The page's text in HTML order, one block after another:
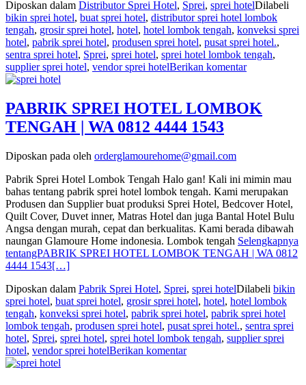
Diposkan dalam Distributor Sprei Hotel, Sprei, sprei hotelDilabeli
bikin sprei hotel, buat sprei hotel, distributor sprei hotel lombok
tengah, grosir sprei hotel, hotel, hotel lombok tengah, konveksi sprei
hotel, pabrik sprei hotel, produsen sprei hotel, pusat sprei hotel.,
sentra sprei hotel, Sprei, sprei hotel, sprei hotel lombok tengah,
supplier sprei hotel, vendor sprei hotelBerikan komentar
PABRIK SPREI HOTEL LOMBOK
TENGAH | WA 0812 4444 1543
Diposkan pada oleh orderglamourehome@gmail.com
Pabrik Sprei Hotel Lombok Tengah Halo gan! Kali ini mimin mau
bahas tentang pabrik sprei hotel lombok tengah. Kami merupakan
Produsen dan Supplier buat produksi Sprei Hotel, Bedcover Hotel,
Quilt Cover, Duvet inner, Matras Hotel dan juga Bantal Hotel Bulu
Angsa dengan murah, cepat dan berkualitas. Kami berada dibawah
naungan Glamoure Home indonesia. Lombok tengah Selengkapnya
tentangPABRIK SPREI HOTEL LOMBOK TENGAH | WA 0812
4444 1543[…]
Diposkan dalam Pabrik Sprei Hotel, Sprei, sprei hotelDilabeli bikin
sprei hotel, buat sprei hotel, grosir sprei hotel, hotel, hotel lombok
tengah, konveksi sprei hotel, pabrik sprei hotel, pabrik sprei hotel
lombok tengah, produsen sprei hotel, pusat sprei hotel., sentra sprei
hotel, Sprei, sprei hotel, sprei hotel lombok tengah, supplier sprei
hotel, vendor sprei hotelBerikan komentar